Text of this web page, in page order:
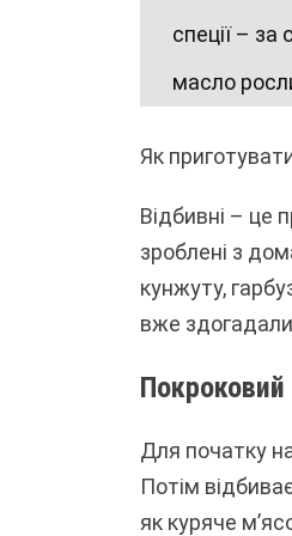
спеції – за
масло
Як
Відбивні – це
зроблені з
кунжуту,
вже
Для початку
Потім
як куряче